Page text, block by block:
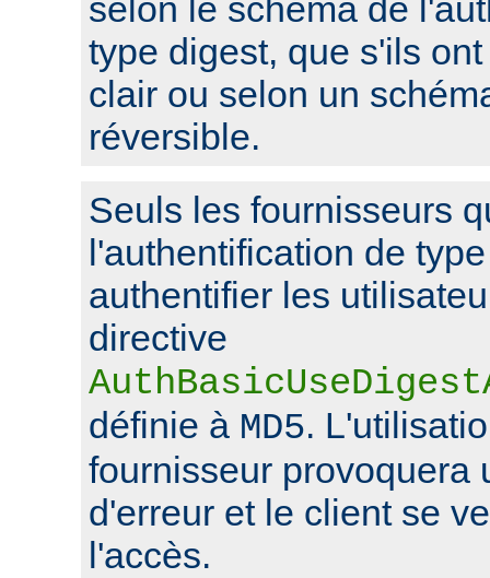
selon le schéma de
type digest, que s'ils
clair ou selon un
réversible.
Seuls les fournisseurs
l'authentification de
authentifier les
directive
définie à MD5.
fournisseur provoquera
d'erreur et le client se
l'accès.